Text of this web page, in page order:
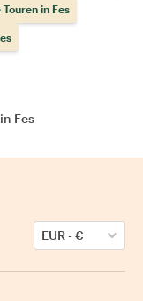
in Fes
Fes
EUR-€